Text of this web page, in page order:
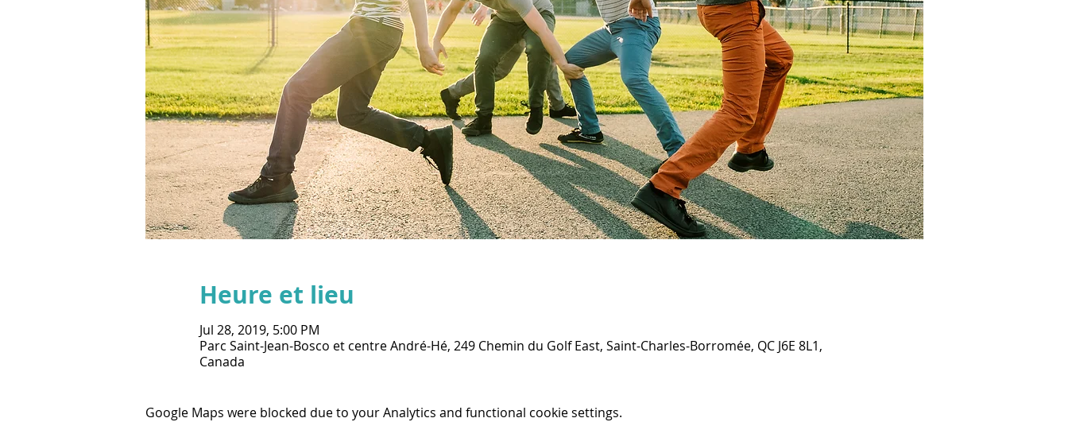
Heure et lieu
Jul 28, 2019, 5:00 PM
Parc Saint-Jean-Bosco et centre André-Hé, 249 Chemin du Golf East, Saint-Charles-Borromée, QC J6E 8L1,
Canada
Google Maps were blocked due to your Analytics and functional cookie settings.